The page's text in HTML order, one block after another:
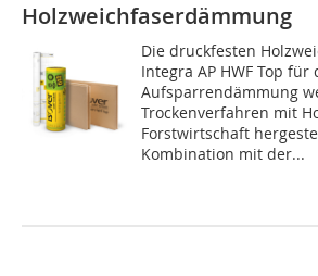
Holzweichfaserdämmung
Die druckfesten
Integra AP HWF Top für
Aufsparrendämmung
Trockenverfahren mit
Forstwirtschaft
Kombination mit der...